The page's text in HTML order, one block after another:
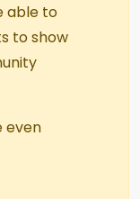
able to
to show
even